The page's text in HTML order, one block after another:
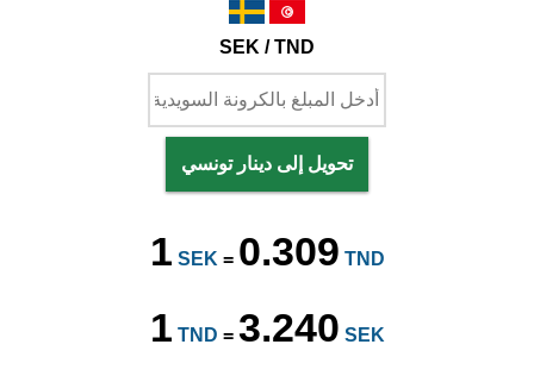
SEK / TND
تحويل إلى دينار تونسي
1 SEK = 0.309 TND
1 TND = 3.240 SEK